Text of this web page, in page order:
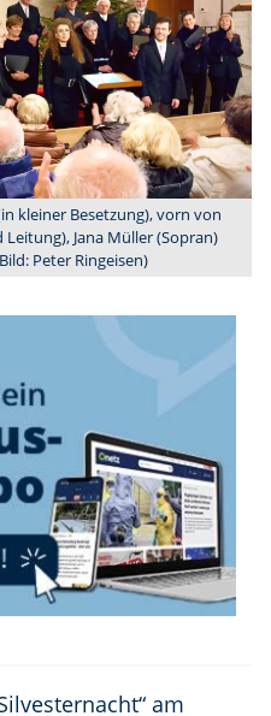
kleiner Besetzung), vorn von
Jana Müller (Sopran)
Peter Ringeisen)
am